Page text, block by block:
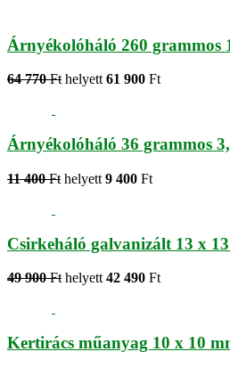
Árnyékolóháló 260 grammos
64 770 Fthelyett61 900 Ft
Árnyékolóháló 36 grammos
11 400 Ft helyett 9 400 Ft
Csirkeháló galvanizált 13 x
49 900 Ft helyett 42 490 Ft
Kertirács műanyag 10 x 10